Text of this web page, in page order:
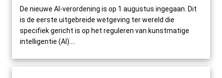
De nieuwe AI-verordening is op 1 augustus ingegaan. Dit
is de eerste uitgebreide wetgeving ter wereld die
specifiek gericht is op het reguleren van kunstmatige
intelligentie (AI)....